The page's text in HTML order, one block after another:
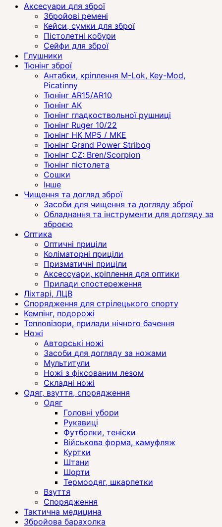
Аксесуари для зброї
Збройові ремені
Кейси, сумки для зброї
Пістолетні кобури
Сейфи для зброї
Глушники
Тюнінг зброї
Антабки, кріплення M-Lok, Key-Mod,
Picatinny
Тюнінг AR15/AR10
Тюнінг АК
Тюнінг гладкоствольної рушниці
Тюнінг Ruger 10/22
Тюнінг HK MP5 / MKE
Тюнінг Grand Power Stribog
Тюнінг CZ: Bren/Scorpion
Тюнінг пістолета
Сошки
Інше
Чищення та догляд зброї
Засоби для чищення та догляду зброї
Обладнання та інструменти для догляду за
зброєю
Оптика
Оптичні приціли
Коліматорні приціли
Призматичні приціли
Аксессуари, кріплення для оптики
Прилади спостереження
Ліхтарі, ЛЦВ
Спорядження для стрілецького спорту
Кемпінг, подорожі
Тепловізори, прилади нічного бачення
Ножі
Авторські ножі
Засоби для догляду за ножами
Мультитули
Ножі з фіксованим лезом
Складні ножі
Одяг, взуття, спорядження
Одяг
Головні убори
Рукавиці
Футболки, теніски
Військова форма, камуфляж
Куртки
Штани
Шорти
Термоодяг, шкарпетки
Взуття
Спорядження
Тактична медицина
Збройова барахолка